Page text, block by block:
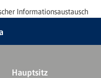
Informationsaustausch
Hauptsitz